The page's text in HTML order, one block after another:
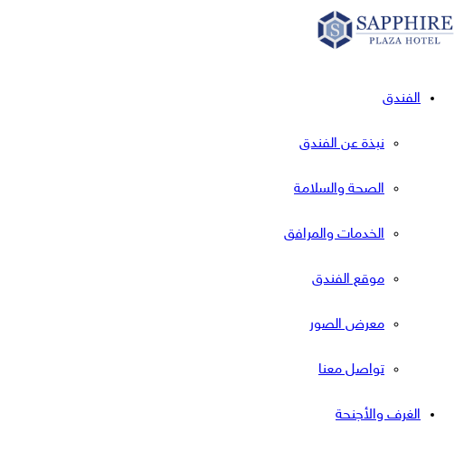
Skip
الفندق
نبذة عن الفندق
الصحة والسلامة
الخدمات والمرافق
موقع الفندق
معرض الصور
تواصل معنا
الغرف والأجنحة